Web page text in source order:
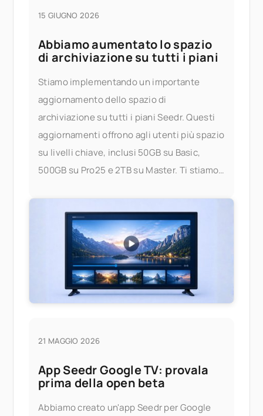
15 GIUGNO 2026
Abbiamo aumentato lo spazio
di archiviazione su tutti i piani
Stiamo implementando un importante
aggiornamento dello spazio di
archiviazione su tutti i piani Seedr. Questi
aggiornamenti offrono agli utenti più spazio
su livelli chiave, inclusi 50GB su Basic,
500GB su Pro25 e 2TB su Master. Ti stiamo
— senza preoccuparti dei limiti. Cosa è
cambiato? Ecco
21 MAGGIO 2026
App Seedr Google TV: provala
prima della open beta
Abbiamo creato un'app Seedr per Google